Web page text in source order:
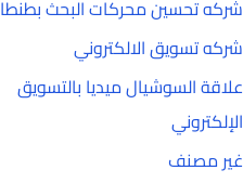
شركه تحسين محركات البحث بطنطا
شركه تسويق الالكتروني
علاقة السوشيال ميديا بالتسويق
الإلكتروني
غير مصنف